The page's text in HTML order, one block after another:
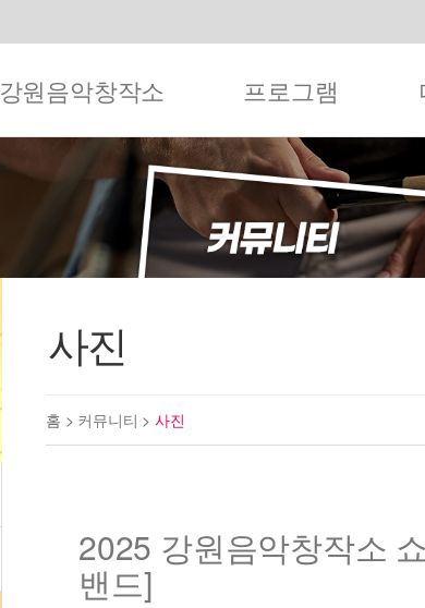
강원음악창작소 프로그램
사진
홈 > 커뮤니티 > 사진
2025 강원음악창작소
밴드]